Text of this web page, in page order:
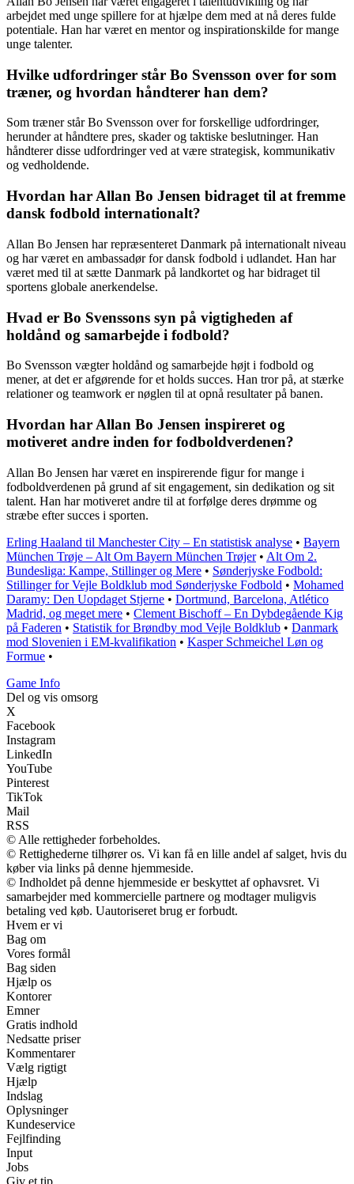
arbejdet med unge spillere for at hjælpe dem med at nå deres fulde
potentiale. Han har været en mentor og inspirationskilde for mange
unge talenter.
Hvilke udfordringer står Bo Svensson over for som
træner, og hvordan håndterer han dem?
Som træner står Bo Svensson over for forskellige udfordringer,
herunder at håndtere pres, skader og taktiske beslutninger. Han
håndterer disse udfordringer ved at være strategisk, kommunikativ
og vedholdende.
Hvordan har Allan Bo Jensen bidraget til at fremme
dansk fodbold internationalt?
Allan Bo Jensen har repræsenteret Danmark på internationalt niveau
og har været en ambassadør for dansk fodbold i udlandet. Han har
været med til at sætte Danmark på landkortet og har bidraget til
sportens globale anerkendelse.
Hvad er Bo Svenssons syn på vigtigheden af
holdånd og samarbejde i fodbold?
Bo Svensson vægter holdånd og samarbejde højt i fodbold og
mener, at det er afgørende for et holds succes. Han tror på, at stærke
relationer og teamwork er nøglen til at opnå resultater på banen.
Hvordan har Allan Bo Jensen inspireret og
motiveret andre inden for fodboldverdenen?
Allan Bo Jensen har været en inspirerende figur for mange i
fodboldverdenen på grund af sit engagement, sin dedikation og sit
talent. Han har motiveret andre til at forfølge deres drømme og
stræbe efter succes i sporten.
Erling Haaland til Manchester City – En statistisk analyse • Bayern
München Trøje – Alt Om Bayern München Trøjer• Alt Om 2.
Bundesliga: Kampe, Stillinger og Mere • Sønderjyske Fodbold:
Stillinger for Vejle Boldklub mod Sønderjyske Fodbold • Mohamed
Daramy: Den Uopdaget Stjerne • Dortmund, Barcelona, Atlético
Madrid, og meget mere • Clement Bischoff – En Dybdegående Kig
på Faderen • Statistik for Brøndby mod Vejle Boldklub • Danmark
mod Slovenien i EM-kvalifikation • Kasper Schmeichel Løn og
Formue •
Game Info
Del og vis omsorg
X
Facebook
Instagram
LinkedIn
YouTube
Pinterest
TikTok
Mail
RSS
© Alle rettigheder forbeholdes.
© Rettighederne tilhører os. Vi kan få en lille andel af salget, hvis du
køber via links på denne hjemmeside.
© Indholdet på denne hjemmeside er beskyttet af ophavsret. Vi
samarbejder med kommercielle partnere og modtager muligvis
betaling ved køb. Uautoriseret brug er forbudt.
Hvem er vi
Bag om
Vores formål
Bag siden
Hjælp os
Kontorer
Emner
Gratis indhold
Nedsatte priser
Kommentarer
Vælg rigtigt
Hjælp
Indslag
Oplysninger
Kundeservice
Fejlfinding
Input
Jobs
Giv et tip